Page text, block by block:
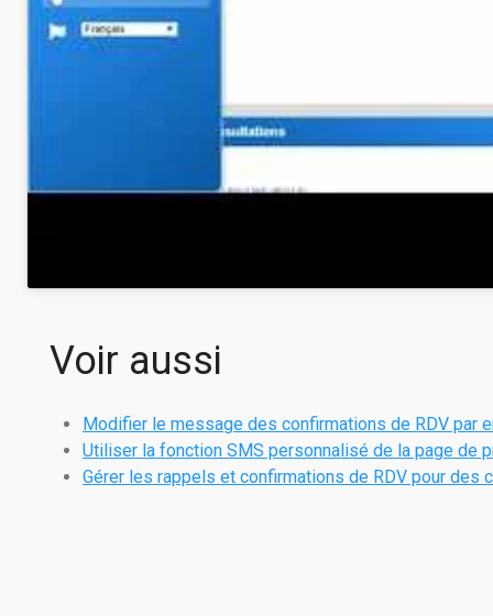
Voir aussi
Modifier le message des confirmations de RDV par
Utiliser la fonction SMS personnalisé de la page de
Gérer les rappels et confirmations de RDV pour des